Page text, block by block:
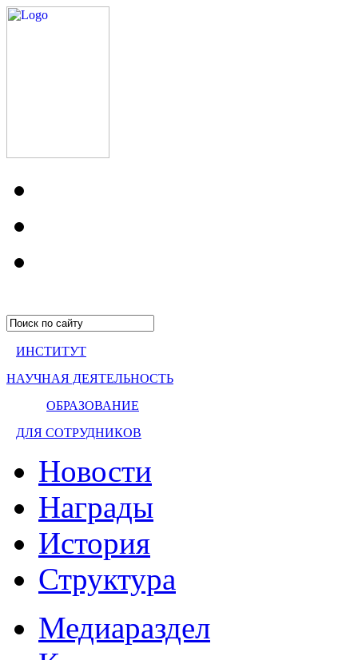
ИНСТИТУТ
НАУЧНАЯ ДЕЯТЕЛЬНОСТЬ
ОБРАЗОВАНИЕ
ДЛЯ СОТРУДНИКОВ
Новости
Награды
История
Структура
Медиараздел